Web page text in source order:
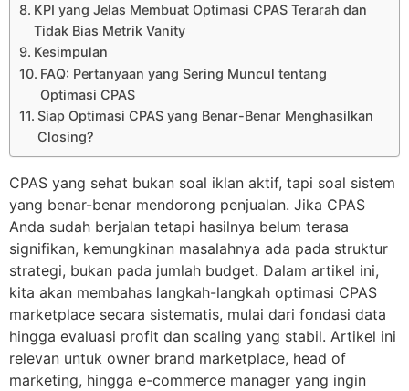
KPI yang Jelas Membuat Optimasi CPAS Terarah dan
Tidak Bias Metrik Vanity
Kesimpulan
FAQ: Pertanyaan yang Sering Muncul tentang
Optimasi CPAS
Siap Optimasi CPAS yang Benar-Benar Menghasilkan
Closing?
CPAS yang sehat bukan soal iklan aktif, tapi soal sistem
yang benar-benar mendorong penjualan. Jika CPAS
Anda sudah berjalan tetapi hasilnya belum terasa
signifikan, kemungkinan masalahnya ada pada struktur
strategi, bukan pada jumlah budget. Dalam artikel ini,
kita akan membahas langkah-langkah optimasi CPAS
marketplace secara sistematis, mulai dari fondasi data
hingga evaluasi profit dan scaling yang stabil. Artikel ini
relevan untuk owner brand marketplace, head of
marketing, hingga e-commerce manager yang ingin